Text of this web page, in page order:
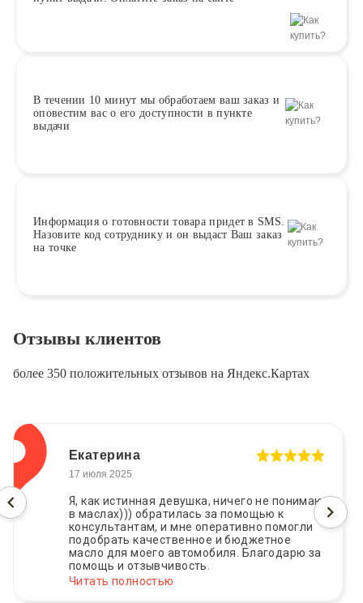
В течении 10 минут мы обработаем ваш заказ и
оповестим вас о его доступности в пункте
выдачи
Информация о готовности товара придет в SMS.
Назовите код сотруднику и он выдаст Ваш заказ
на точке
Отзывы клиентов
более 350 положительных отзывов на Яндекс.Картах
Екатерина
17 июля 2025
Я, как истинная девушка, ничего не понимаю
в маслах))) обратилась за помощью к
консультантам, и мне оперативно помогли
подобрать качественное и бюджетное
масло для моего автомобиля. Благодарю за
помощь и отзывчивость.
Читать полностью